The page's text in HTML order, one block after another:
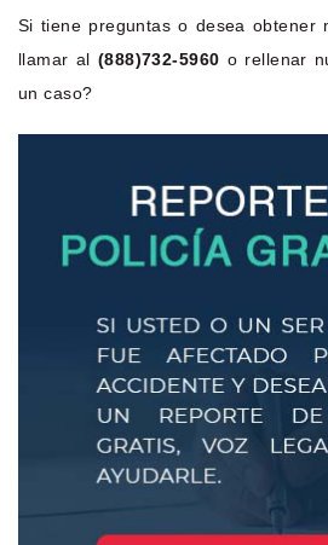
Si tiene preguntas o desea obtener
llamar al (888)732-5960 o rellenar
un caso?